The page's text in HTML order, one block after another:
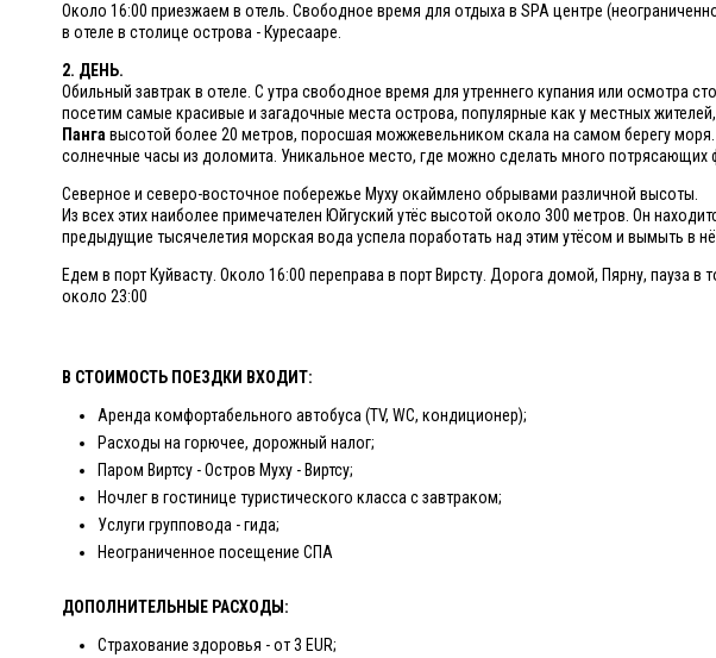
Около 16:00 приезжаем в отель. Свободное время для отдыха в SPA центре
в отеле в столице острова - Куресааре.
2. ДЕНЬ.
Обильный завтрак в отеле. С утра свободное время для утреннего купания или осмотра
посетим самые красивые и загадочные места острова, популярные как у местных
Панга высотой более 20 метров, поросшая можжевельником скала на самом берегу
солнечные часы из доломита. Уникальное место, где можно сделать много потрясающих
Северное и северо-восточное побережье Муху окаймлено обрывами различной высоты.
Из всех этих наиболее примечателен Юйгуский утёс высотой около 300 метров. Он
предыдущие тысячелетия морская вода успела поработать над этим утёсом и вымыть в
Едем в порт Куйвасту. Около 16:00 переправа в порт Вирсту. Дорога домой, Пярну, пауза
около 23:00
В СТОИМОСТЬ ПОЕЗДКИ ВХОДИТ:
Аренда комфортабельного автобуса (TV, WC, кондиционер);
Расходы на горючее, дорожный налог;
Паром Виртсу - Остров Муху - Виртсу;
Ночлег в гостинице туристического класса с завтраком;
Услуги групповода - гида;
Неограниченное посещение СПА
ДОПОЛНИТЕЛЬНЫЕ РАСХОДЫ:
Страхование здоровья - от 3 EUR;